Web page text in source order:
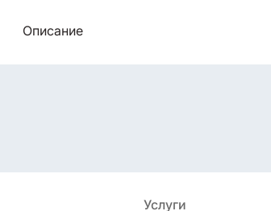
Описание
Услуги